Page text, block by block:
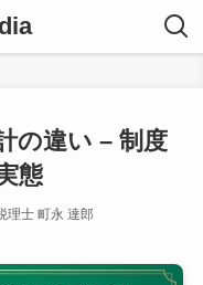
の違い – 制度
態
理士 町永 達郎